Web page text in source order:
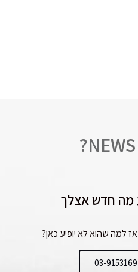
מה חדש אצלך
למה שהוא לא יופיע כאן?